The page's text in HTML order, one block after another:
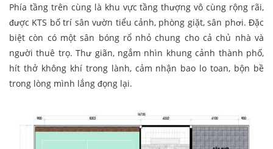
Phía tầng trên cùng là khu vực tầng thượng vô cùng rộng rãi,
được KTS bố trí sân vườn tiểu cảnh, phòng giặt, sân phơi. Đặc
biệt còn có một sân bóng rổ nhỏ chung cho cả chủ nhà và
người thuê trọ. Thư giãn, ngắm nhìn khung cảnh thành phố,
hít thở không khí trong lành, cảm nhận bao lo toan, bộn bề
trong lòng mình lắng đọng lại.